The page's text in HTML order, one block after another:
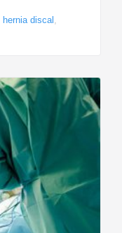
hernia discal ,